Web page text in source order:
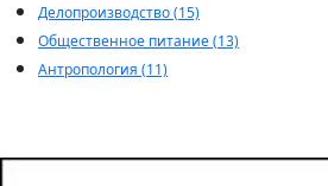
Делопроизводство (15)
Общественное питание (13)
Антропология (11)